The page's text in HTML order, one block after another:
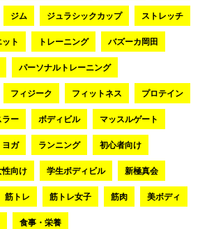
ジム ジュラシックカップ ストレッチ
ト トレーニング バズーカ岡田
パーソナルトレーニング
フィジーク フィットネス プロテイン
ラー ボディビル マッスルゲート
ヨガ ランニング 初心者向け
性向け 学生ボディビル 新極真会
筋トレ 筋トレ女子 筋肉 美ボディ
食事・栄養